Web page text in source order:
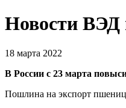
Новости ВЭД
18 марта 2022
В России с 23 марта
Пошлина на экспорт